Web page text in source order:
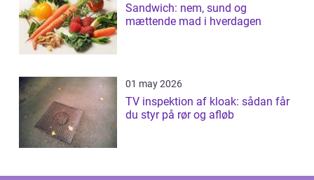
Sandwich: nem, sund og
mættende mad i hverdagen
01 may 2026
TV inspektion af kloak: sådan får
du styr på rør og afløb